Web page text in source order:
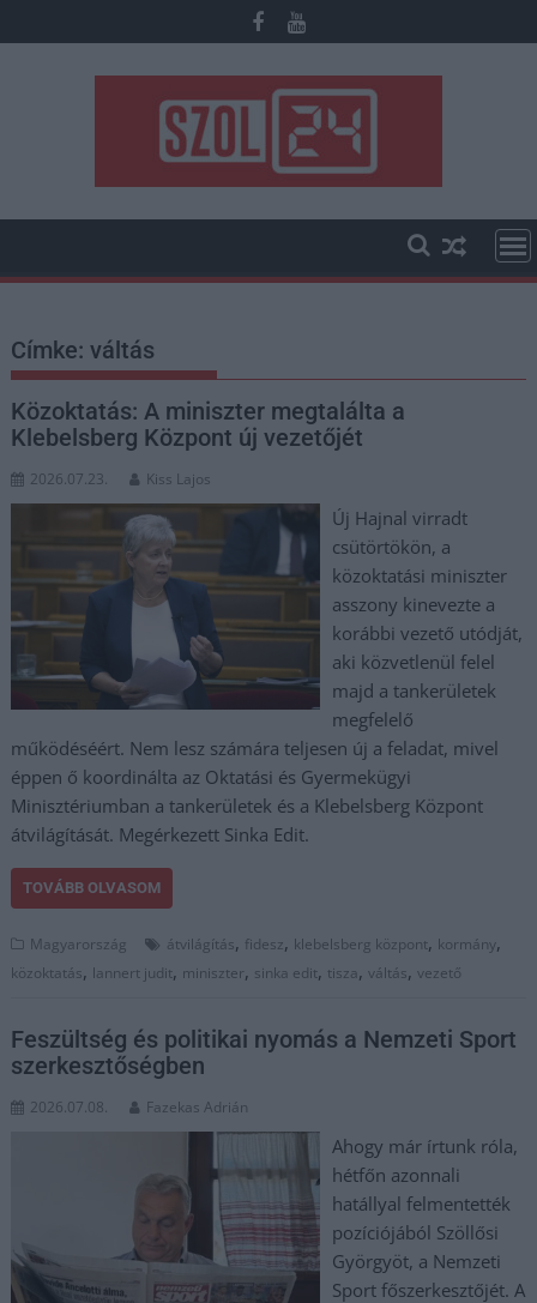
to
Címke:váltás
Közoktatás: A miniszter megtalálta a
Klebelsberg Központ új vezetőjét
2026.07.23. Kiss Lajos
Új Hajnal virradt
csütörtökön, a
közoktatási miniszter
asszony kinevezte a
korábbi vezető utódját,
aki közvetlenül felel
majd a tankerületek
megfelelő
működéséért. Nem lesz számára teljesen új a feladat, mivel
éppen ő koordinálta az Oktatási és Gyermekügyi
Minisztériumban a tankerületek és a Klebelsberg Központ
átvilágítását. Megérkezett Sinka Edit.
TOVÁBB OLVASOM
Magyarország átvilágítás, fidesz, klebelsberg központ, kormány,
közoktatás, lannert judit, miniszter, sinka edit, tisza,váltás,vezető
Feszültség és politikai nyomás a Nemzeti Sport
szerkesztőségben
2026.07.08. Fazekas Adrián
Ahogy már írtunk róla,
hétfőn azonnali
hatállyal felmentették
pozíciójából Szöllősi
Györgyöt, a Nemzeti
Sport főszerkesztőjét. A